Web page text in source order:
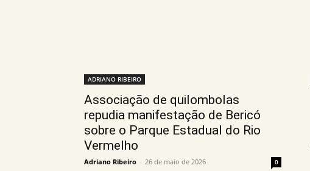
ADRIANO RIBEIRO
Associação de quilombolas
repudia manifestação de Bericó
sobre o Parque Estadual do Rio
Vermelho
Adriano Ribeiro - 26 de maio de 2026 0